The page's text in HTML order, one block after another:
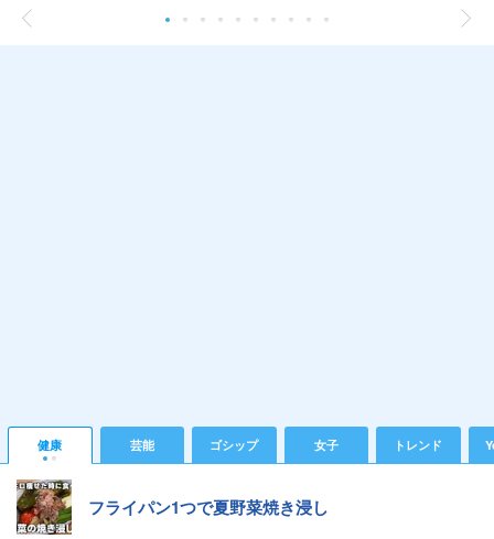
健康 芸能 ゴシップ 女子 トレンド
フライパン1つで夏野菜焼き浸し